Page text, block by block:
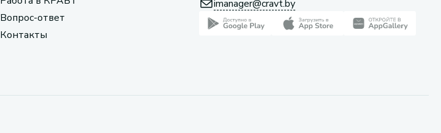
Вопрос-ответ
Контакты
imanager@cravt.by